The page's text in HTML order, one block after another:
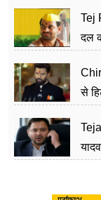
Tej
दल
से